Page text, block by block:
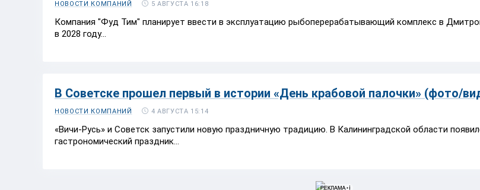
НОВОСТИ КОМПАНИЙ 5 АВГУСТА 16:18
Компания "Фуд Тим" планирует ввести в эксплуатацию рыбоперерабатывающий комплекс в
в 2028 году...
В Советске прошел первый в истории «День крабовой палочки» (фото/
НОВОСТИ КОМПАНИЙ 4 АВГУСТА 15:14
«Вичи-Русь» и Советск запустили новую праздничную традицию. В Калининградской области
гастрономический праздник...